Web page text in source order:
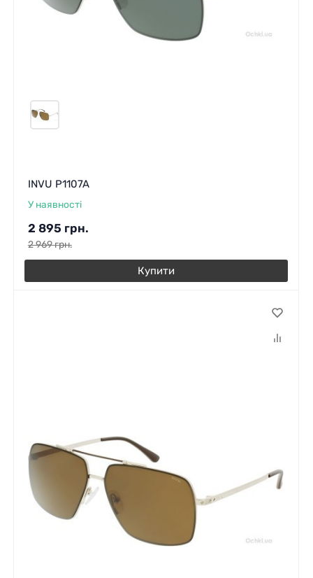
INVU P1107A
У наявності
2 895 грн.
2 969грн.
Купити